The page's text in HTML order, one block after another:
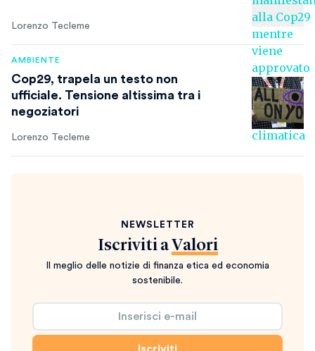
Lorenzo Tecleme
AMBIENTE
Cop29, trapela un testo non
ufficiale. Tensione altissima tra i
negoziatori
Lorenzo Tecleme
NEWSLETTER
Iscriviti a Valori
Il meglio delle notizie di finanza etica ed economia
sostenibile.